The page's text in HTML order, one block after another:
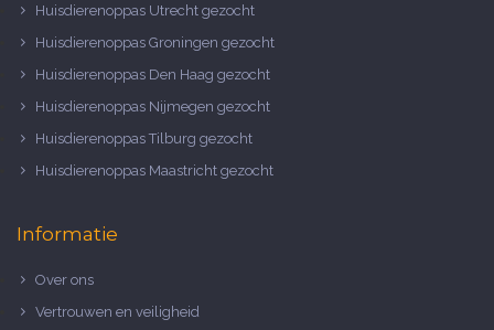
Huisdierenoppas Utrecht gezocht
Huisdierenoppas Groningen gezocht
Huisdierenoppas Den Haag gezocht
Huisdierenoppas Nijmegen gezocht
Huisdierenoppas Tilburg gezocht
Huisdierenoppas Maastricht gezocht
Informatie
Over ons
Vertrouwen en veiligheid